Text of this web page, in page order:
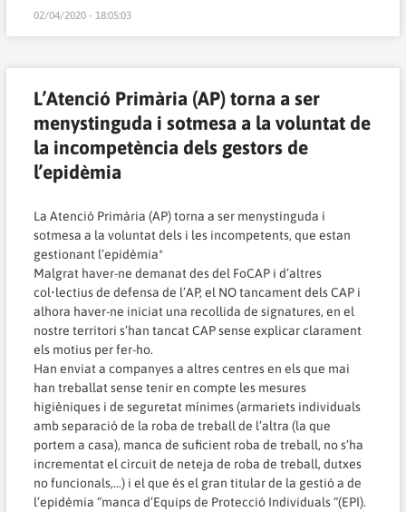
02/04/2020 - 18:05:03
L’Atenció Primària (AP) torna a ser
menystinguda i sotmesa a la voluntat de
la incompetència dels gestors de
l’epidèmia
La Atenció Primària (AP) torna a ser menystinguda i
sotmesa a la voluntat dels i les incompetents, que estan
gestionant l’epidèmia*
Malgrat haver-ne demanat des del FoCAP i d’altres
col•lectius de defensa de l’AP, el NO tancament dels CAP i
alhora haver-ne iniciat una recollida de signatures, en el
nostre territori s’han tancat CAP sense explicar clarament
els motius per fer-ho.
Han enviat a companyes a altres centres en els que mai
han treballat sense tenir en compte les mesures
higièniques i de seguretat mínimes (armariets individuals
amb separació de la roba de treball de l’altra (la que
portem a casa), manca de suficient roba de treball, no s’ha
incrementat el circuit de neteja de roba de treball, dutxes
no funcionals,…) i el que és el gran titular de la gestió a de
l’epidèmia “manca d’Equips de Protecció Individuals “(EPI).